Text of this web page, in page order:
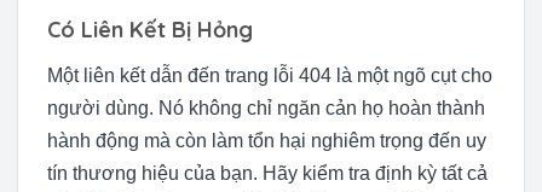
Có Liên Kết Bị Hỏng
Một liên kết dẫn đến trang lỗi 404 là một ngõ cụt cho
người dùng. Nó không chỉ ngăn cản họ hoàn thành
hành động mà còn làm tổn hại nghiêm trọng đến uy
tín thương hiệu của bạn. Hãy kiểm tra định kỳ tất cả